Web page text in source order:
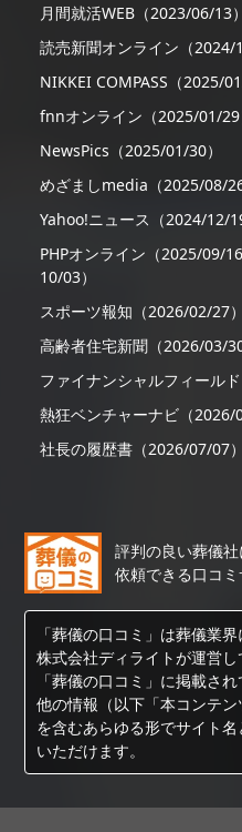
月間就活WEB（2023/06/13）
読売新聞オンライン（2024/
NIKKEI COMPASS（2025/
fnnオンライン（2025/01/29
NewsPics（2025/01/30）
めざましmedia（2025/08/26
Yahoo!ニュース（2024/12/
PHPオンライン（2025/09/
10/03）
スポーツ報知（2026/02/27）
高齢者住宅新聞（2026/03/30
ファイナンシャルフィール
熱狂ベンチャーナビ（2026/
社長の履歴書（2026/07/07）
評判の良い葬儀社
依頼できる口コミ
「葬儀の口コミ」は葬儀業
株式会社ディライトが運営し
「葬儀の口コミ」に掲載さ
他の情報（以下「本コンテ
を含むあらゆる形でサイト
いただけます。